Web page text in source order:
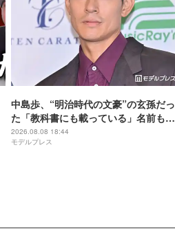
中島歩、“明治時代の文豪”の玄孫だっ
た「教科書にも載っている」名前も先
祖に由来
2026.08.08 18:44
モデルプレス